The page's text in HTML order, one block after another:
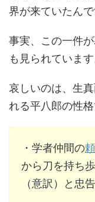
界が来ていたんで
事実、この一件
も見られています
哀しいのは、生
れる平八郎の性格
・学者仲間の
から刀を持ち
（意訳）と忠